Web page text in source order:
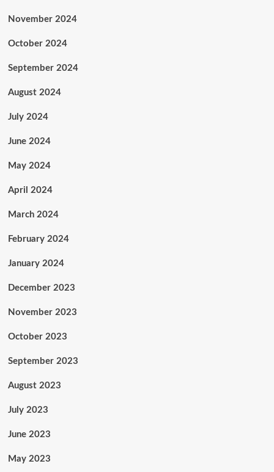
November 2024
October 2024
September 2024
August 2024
July 2024
June 2024
May 2024
April 2024
March 2024
February 2024
January 2024
December 2023
November 2023
October 2023
September 2023
August 2023
July 2023
June 2023
May 2023